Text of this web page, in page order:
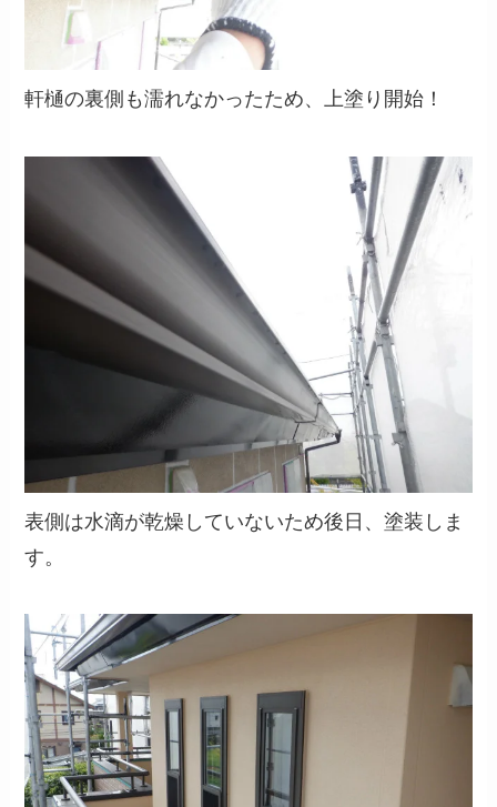
軒樋の裏側も濡れなかったため、上塗り開始！
表側は水滴が乾燥していないため後日、塗装しま
す。